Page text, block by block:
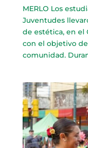
MERLO Los
Juventudes
de estética, en
con el objetivo
comunidad.